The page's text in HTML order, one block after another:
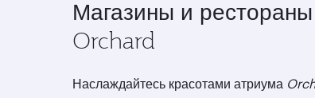
Магазины и
Orchard
Наслаждайтесь красотами атриума